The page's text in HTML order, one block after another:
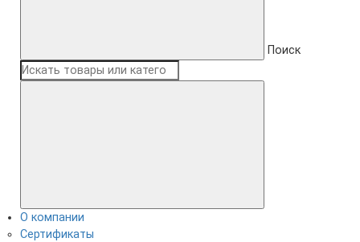
Поиск
О компании
Сертификаты